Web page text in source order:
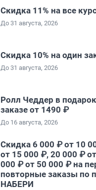
Скидка 11% на все
До 31 августа, 2026
Скидка 10% на один
До 31 августа, 2026
Ролл Чеддер в
заказе от 1490 ₽
До 16 августа, 2026
Скидка 6 000 ₽ от 10
от 15 000 ₽, 20 000 ₽
000 ₽ от 50 000 ₽ на
повторные заказы по
НАБЕРИ